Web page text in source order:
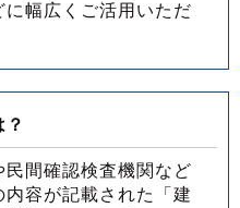
幅広くご活用いただ
間確認検査機関など
容が記載された「建